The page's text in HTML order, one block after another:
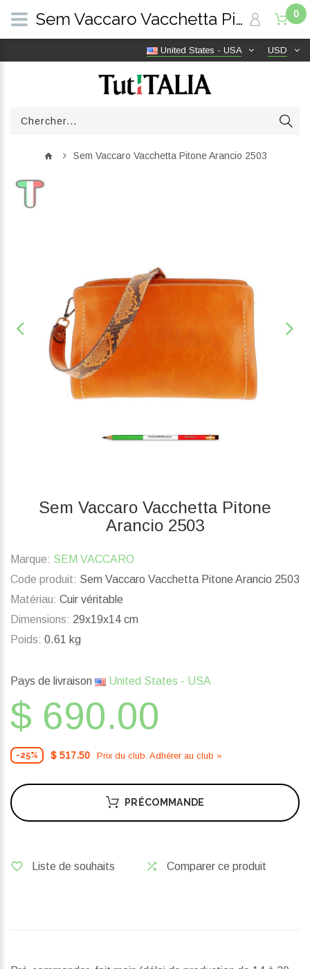
USD
United States - USA
0
Sem Vaccaro Vacchetta Pitone Arancio 2503
Sem Vaccaro Vacchetta Pitone
Arancio 2503
Marque: SEM VACCARO
Code produit: Sem Vaccaro Vacchetta Pitone Arancio 2503
Matériau: Cuir véritable
Dimensions: 29x19x14 cm
Poids: 0.61 kg
Pays de livraison United States - USA
$ 690.00
-25% $ 517.50 Prix ​​du club. Adhérer au club »
PRÉCOMMANDE
Liste de souhaits Comparer ce produit
Sem Vaccaro Vacchetta Pitone Arancio 2503 | TutITALIA